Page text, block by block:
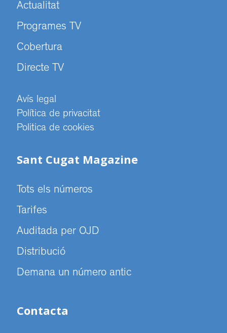
Actualitat
Programes TV
Cobertura
Directe TV
Avís legal
Política de privacitat
Politica de cookies
Sant Cugat Magazine
Tots els números
Tarifes
Auditada per OJD
Distribució
Demana un número antic
Contacta